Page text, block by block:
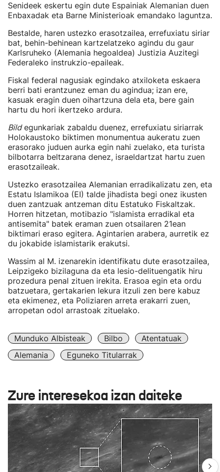
Senideek eskertu egin dute Espainiak Alemanian duen
Enbaxadak eta Barne Ministerioak emandako laguntza.
Bestalde, haren ustezko erasotzailea, errefuxiatu siriar
bat, behin-behinean kartzelatzeko agindu du gaur
Karlsruheko (Alemania hegoaldea) Justizia Auzitegi
Federaleko instrukzio-epaileak.
Fiskal federal nagusiak egindako atxiloketa eskaera
berri bati erantzunez eman du agindua; izan ere,
kasuak eragin duen oihartzuna dela eta, bere gain
hartu du hori ikertzeko ardura.
Bildegunkariak zabaldu duenez, errefuxiatu siriarrak
Holokaustoko biktimen monumentua aukeratu zuen
erasorako juduen aurka egin nahi zuelako, eta turista
bilbotarra beltzarana denez, israeldartzat hartu zuen
erasotzaileak.
Ustezko erasotzailea Alemanian erradikalizatu zen, eta
Estatu Islamikoa (EI) talde jihadista begi onez ikusten
duen zantzuak antzeman ditu Estatuko Fiskaltzak.
Horren hitzetan, motibazio "islamista erradikal eta
antisemita" batek eraman zuen otsailaren 21ean
biktimari eraso egitera. Agintarien arabera, aurretik ez
du jokabide islamistarik erakutsi.
Wassim al M. izenarekin identifikatu dute erasotzailea,
Leipzigeko bizilaguna da eta lesio-delituengatik hiru
prozedura penal zituen irekita. Erasoa egin eta ordu
batzuetara, gertakarien lekura itzuli zen bere kabuz
eta ekimenez, eta Poliziaren arreta erakarri zuen,
arropetan odol arrastoak zituelako.
Munduko Albisteak Bilbo
Atentatuak
Alemania
Eguneko Titularrak
Zure interesekoa izan daiteke